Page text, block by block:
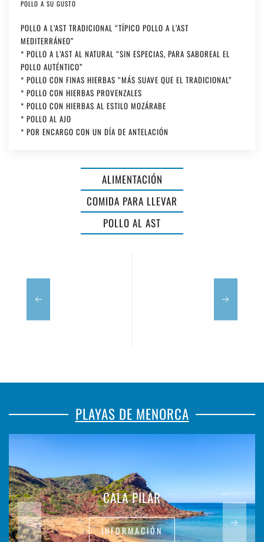
POLLO A SU GUSTO
POLLO A L’AST TRADICIONAL “TÍPICO POLLO A L’AST
MEDITERRÁNEO”
* POLLO A L’AST AL NATURAL “SIN ESPECIAS, PARA SABOREAL EL
POLLO AUTÉNTICO”
* POLLO CON FINAS HIERBAS “MÁS SUAVE QUE EL TRADICIONAL”
* POLLO CON HIERBAS PROVENZALES
* POLLO CON HIERBAS AL ESTILO MOZÁRABE
* POLLO AL AJO
* POR ENCARGO CON UN DÍA DE ANTELACIÓN
ALIMENTACIÓN
COMIDA PARA LLEVAR
POLLO AL AST
TURRONERO
PLAYAS DE MENORCA
CALA PILAR
INFORMACIÓN